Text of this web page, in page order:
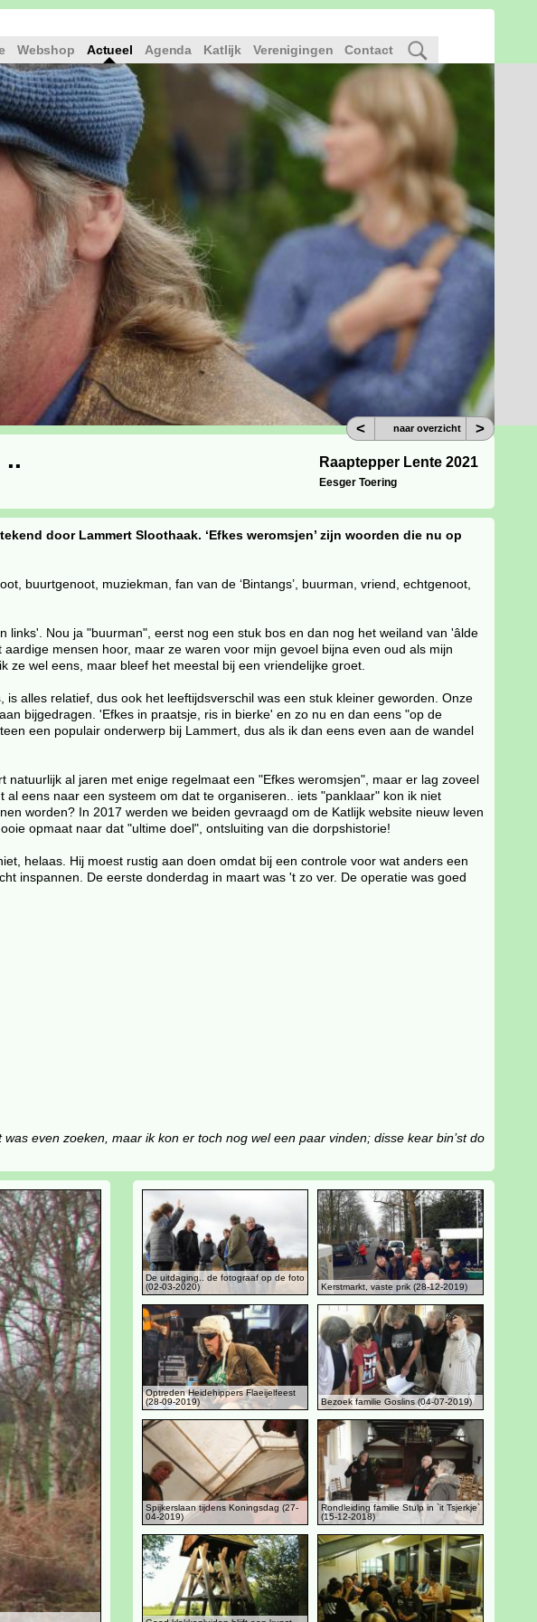
Webshop Actueel Agenda Katlijk Verenigingen Contact
Raaptepper Lente 2021
Eesger Toering
door Lammert Sloothaak. ‘Efkes weromsjen’ zijn woorden die nu op
buurtgenoot, muziekman, fan van de ‘Bintangs’, buurman, vriend, echtgenoot,
Nou ja "buurman", eerst nog een stuk bos en dan nog het weiland van 'âlde
mensen hoor, maar ze waren voor mijn gevoel bijna even oud als mijn
wel eens, maar bleef het meestal bij een vriendelijke groet.
alles relatief, dus ook het leeftijdsverschil was een stuk kleiner geworden. Onze
bijgedragen. 'Efkes in praatsje, ris in bierke' en zo nu en dan eens "op de
een populair onderwerp bij Lammert, dus als ik dan eens even aan de wandel
al jaren met enige regelmaat een "Efkes weromsjen", maar er lag zoveel
eens naar een systeem om dat te organiseren.. iets "panklaar" kon ik niet
worden? In 2017 werden we beiden gevraagd om de Katlijk website nieuw leven
opmaat naar dat "ultime doel", ontsluiting van die dorpshistorie!
helaas. Hij moest rustig aan doen omdat bij een controle voor wat anders een
inspannen. De eerste donderdag in maart was 't zo ver. De operatie was goed
even zoeken, maar ik kon er toch nog wel een paar vinden; disse kear bin’st do
De uitdaging.. de fotograaf op de foto
(02-03-2020)
Kerstmarkt, vaste prik (28-12-2019)
Optreden Heidehippers Flaeijelfeest
(28-09-2019)
Bezoek familie Goslins (04-07-2019)
Spijkerslaan tijdens Koningsdag (27-
04-2019)
Rondleiding familie Stulp in `it Tsjerkje`
(15-12-2018)
< naar overzicht >